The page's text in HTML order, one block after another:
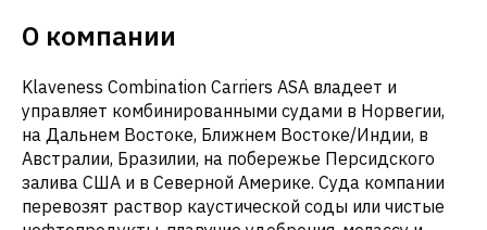
О компании
Klaveness Combination Carriers ASA владеет и
управляет комбинированными судами в Норвегии,
на Дальнем Востоке, Ближнем Востоке/Индии, в
Австралии, Бразилии, на побережье Персидского
залива США и в Северной Америке. Суда компании
перевозят раствор каустической соды или чистые